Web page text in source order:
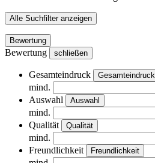
Alle Suchfilter anzeigen
Bewertung
Bewertung schließen
Gesamteindruck Gesamteindruck
mind.
Auswahl
Auswahl
mind.
Qualität
Qualität
mind.
Freundlichkeit
Freundlichkeit